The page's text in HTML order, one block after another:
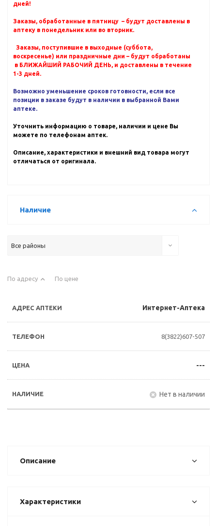
дней!
Заказы, обработанные в пятницу – будут доставлены в
аптеку в понедельник или во вторник.
Заказы, поступившие в выходные (суббота,
воскресенье) или праздничные дни – будут обработаны
в БЛИЖАЙШИЙ РАБОЧИЙ ДЕНЬ, и доставлены в течение
1-3 дней.
Возможно уменьшение сроков готовности, если все
позиции в заказе будут в наличии в выбранной Вами
аптеке.
Уточнить информацию о товаре, наличии и цене Вы
можете по телефонам аптек.
Описание, характеристики и внешний вид товара могут
отличаться от оригинала.
Наличие
Все районы
По адресу По цене
Интернет-Аптека
8(3822)607-507
---
Нет в наличии
Описание
Характеристики